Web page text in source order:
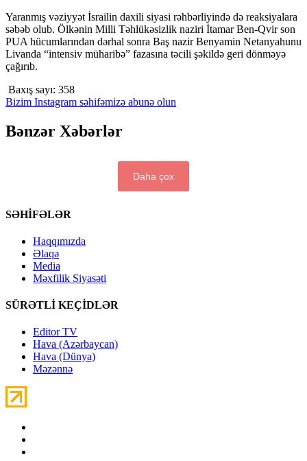
Yaranmış vəziyyət İsrailin daxili siyasi rəhbərliyində də reaksiyalara
səbəb olub. Ölkənin Milli Təhlükəsizlik naziri İtamar Ben-Qvir son
PUA hücumlarından dərhal sonra Baş nazir Benyamin Netanyahunu
Livanda “intensiv müharibə” fazasına təcili şəkildə geri dönməyə
çağırıb.
Baxış sayı: 358
Bizim Instagram səhifəmizə abunə olun
Bənzər Xəbərlər
Daha çox
SƏHİFƏLƏR
Haqqımızda
Əlaqə
Media
Məxfilik Siyasəti
SÜRƏTLİ KEÇİDLƏR
Editor TV
Hava (Azərbaycan)
Hava (Dünya)
Məzənnə